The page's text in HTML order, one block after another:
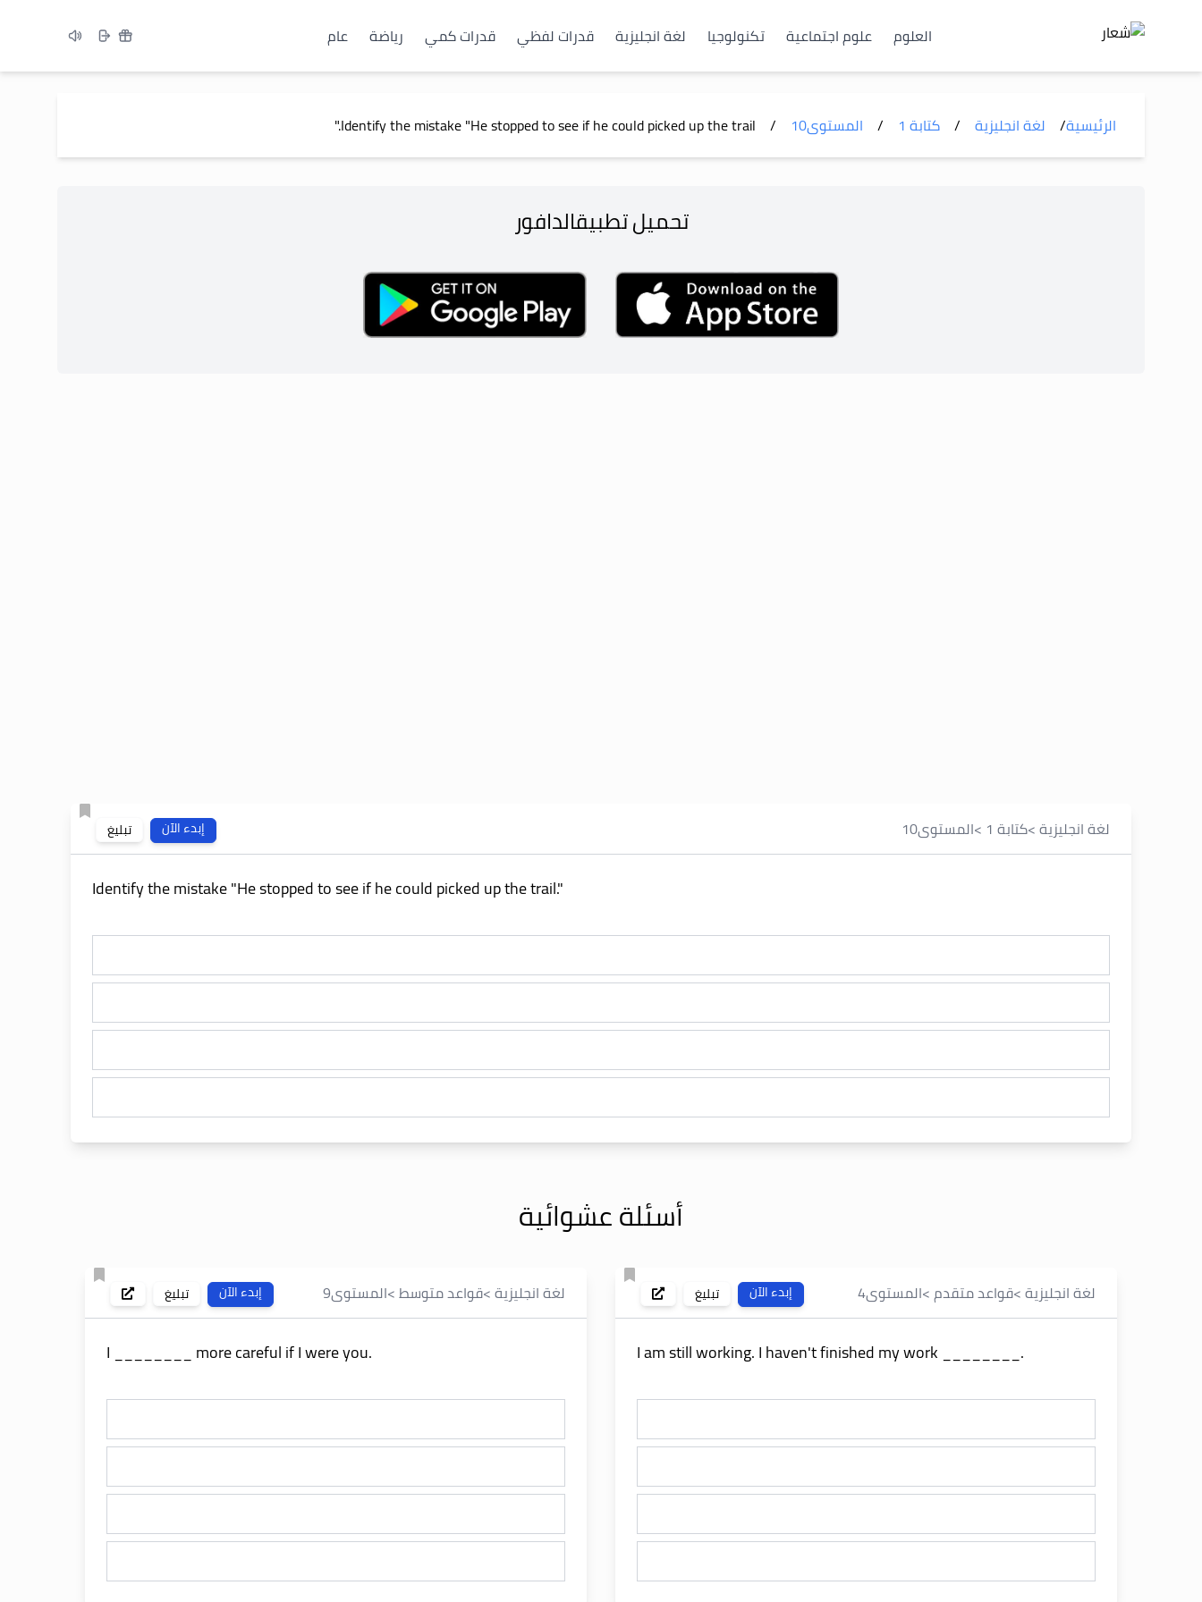
العلوم علوم اجتماعية تكنولوجيا لغة انجليزية قدرات لفظي قدرات كمي رياضة عام
الرئيسية/ لغة انجليزية / كتابة 1 / المستوى10
/
Identify the mistake "He stopped to see if he could picked up the trail."
تحميل تطبيقالدافور
إبدء الآن تبليغ لغة انجليزية>كتابة 1 >المستوى10
Identify the mistake "He stopped to see if he could picked up the trail."
أسئلة عشوائية
إبدء الآن تبليغ لغة انجليزية>قواعد متقدم>المستوى4
I am still working. I haven't finished my work ________.
إبدء الآن تبليغ لغة انجليزية>قواعد متوسط>المستوى9
I ________ more careful if I were you.